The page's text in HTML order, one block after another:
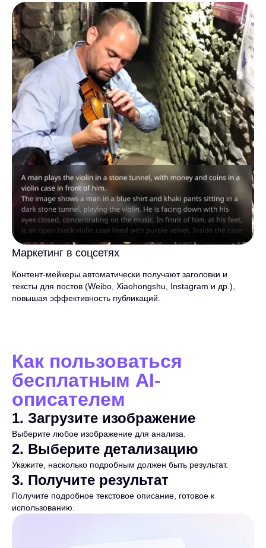
Маркетинг в соцсетях
Контент-мейкеры автоматически получают заголовки и
тексты для постов (Weibo, Xiaohongshu, Instagram и др.),
повышая эффективность публикаций.
Как пользоваться
бесплатным AI-
описателем
1. Загрузите изображение
Выберите любое изображение для анализа.
2. Выберите детализацию
Укажите, насколько подробным должен быть результат.
3. Получите результат
Получите подробное текстовое описание, готовое к
использованию.